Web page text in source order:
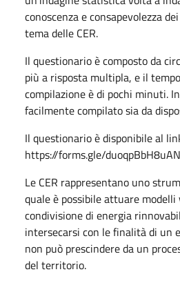
conoscenza e consapevolezza
tema delle CER.
Il questionario è composto da
più a risposta multipla, e il
compilazione è di pochi minuti.
facilmente compilato sia da
Il questionario è disponibile al
https://forms.gle/
Le CER rappresentano uno
quale è possibile attuare
condivisione di energia
intersecarsi con le finalità di un
non può prescindere da un
del territorio.